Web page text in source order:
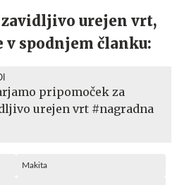
urejen vrt,
v spodnjem članku:
pripomoček za
urejen vrt #nagradna
Makita